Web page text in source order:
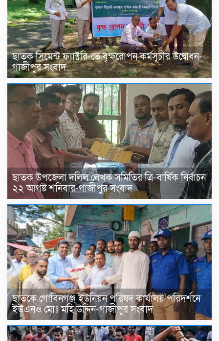
ছাতক সিমেন্ট ফ্যাক্টরি-তে বৃক্ষরোপন কর্মসূচীর উদ্বোধন-
গাজীপুর সংবাদ
ছাতক উপজেলা দলিল লেখক সমিতির ত্রি-বার্ষিক নির্বাচন
২২ আগষ্ট শনিবার-গাজীপুর সংবাদ
ছাতকে গোবিনগঞ্জ ইউনিয়ন পরিষদ কার্যালয় পরিদর্শনে
ইউএনও মোঃ মহি উদ্দিন-গাজীপুর সংবাদ